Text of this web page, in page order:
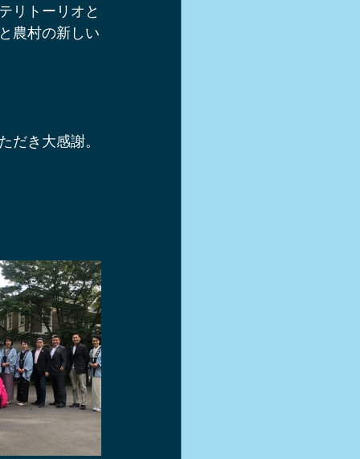
リトーリオと
農村の新しい
き大感謝。